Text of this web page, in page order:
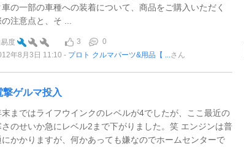
車の一部の車種への装着について、商品をご購入いただく
の注意点と、そ ...
度 3
0
年8月3日 11:10
プロト クルマパーツ&用品【 ... さん
撃ゲルマ投入
末まではライフウインクのレベルが4でしたが、ここ最近の
さのせいか急にレベル2まで下がりました。笑 エンジンは普
にかかりますが、何かあっても嫌なのでホームセンターで